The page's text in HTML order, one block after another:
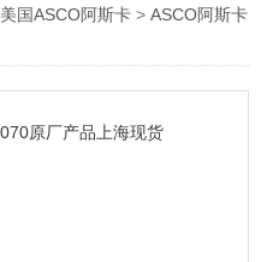
美国ASCO阿斯卡 >ASCO阿斯卡